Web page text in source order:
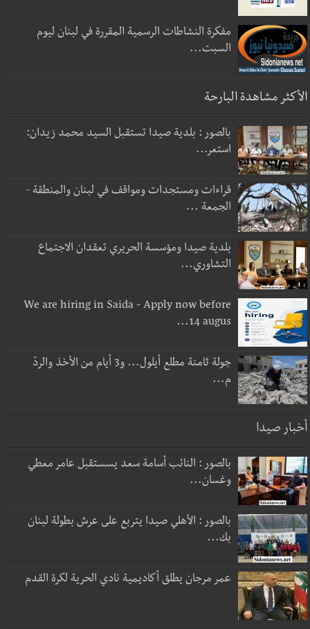
مفكرة النشاطات الرسمية المقررة في لبنان ليوم
السبت...
الأكثر مشاهدة البارحة
بالصور : بلدية صيدا تستقبل السيد محمد زيدان:
استعر...
قراءات ومستجدات ومواقف في لبنان والمنطقة -
الجمعة ...
بلدية صيدا ومؤسسة الحريري تعقدان الاجتماع
التشاوري...
We are hiring in Saida - Apply now before
14 augus...
جولة ثامنة مطلع أيلول... و3 أيام من الأخذ والردّ
م...
أخبار صيدا
بالصور : النائب أسامة سعد يسستقبل عامر معطي
وغسان...
بالصور : الأهلي صيدا يتربع على عرش بطولة لبنان
بك...
عمر مرجان يطلق أكاديمية نادي الحرية لكرة القدم